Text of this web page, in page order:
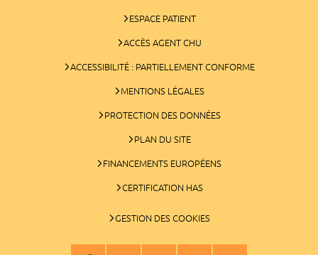
ESPACE PATIENT
ACCÈS AGENT CHU
ACCESSIBILITÉ : PARTIELLEMENT CONFORME
MENTIONS LÉGALES
PROTECTION DES DONNÉES
PLAN DU SITE
FINANCEMENTS EUROPÉENS
CERTIFICATION HAS
GESTION DES COOKIES